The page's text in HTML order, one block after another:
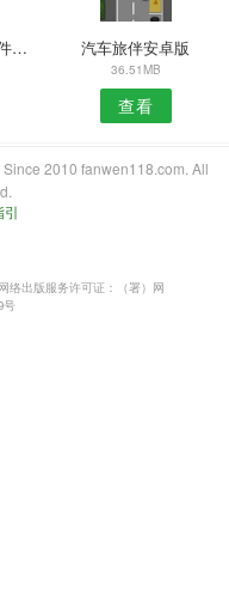
你的名字日记软件安卓版 汽车旅伴安卓版
36.51MB
查看
2010 fanwen118.com. All
网络出版服务许可证：（署）网
号